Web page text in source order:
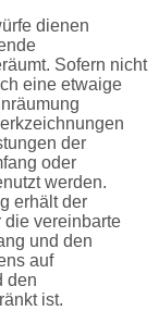
dienen
Sofern nicht
eine etwaige
der
oder
werden.
erhält der
die vereinbarte
und den
auf
den
ist.